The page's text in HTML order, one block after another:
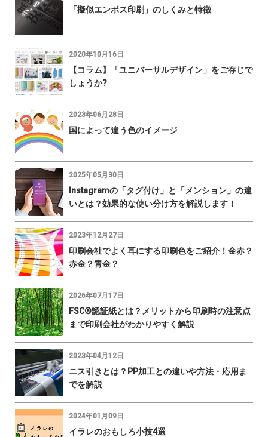
「擬似エンボス印刷」のしくみと特徴
2020年10月16日
【コラム】「ユニバーサルデザイン」をご存じで
しょうか?
2023年06月28日
国によって違う色のイメージ
2025年05月30日
Instagramの「タグ付け」と「メンション」の違
いとは？効果的な使い分け方を解説します！
2023年12月27日
印刷会社でよく耳にする印刷色をご紹介！金赤？
赤金？青金？
2026年07月17日
FSC®認証紙とは？メリットから印刷時の注意点
まで印刷会社がわかりやすく解説
2023年04月12日
ニス引きとは？PP加工との違いや方法・応用ま
でを解説
2024年01月09日
イラレのおもしろ小技4選